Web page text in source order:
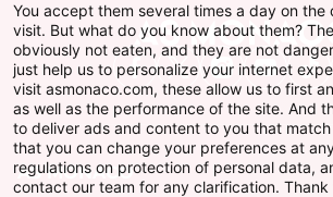
Facebook
X Instagram
AS MONACO
You accept them several times a day on the
visit. But what do you know about them?
obviously not eaten, and they are not
just help us to personalize your internet
visit asmonaco.com, these allow us to first
as well as the performance of the site. And
to deliver ads and content to you that
that you can change your preferences at
regulations on protection of personal data,
contact our team for any clarification.